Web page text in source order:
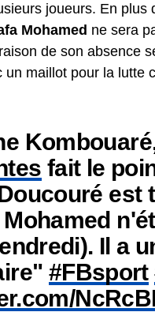
joueurs. En plus
Mohamed ne sera
de son absence
un maillot pour la lutte
fait le
est
Il a
#FBsport